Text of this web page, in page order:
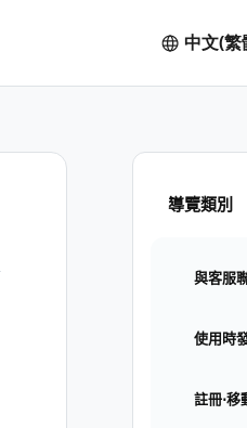
中文(繁
導覽類別
與客服
使用時
註冊⋅